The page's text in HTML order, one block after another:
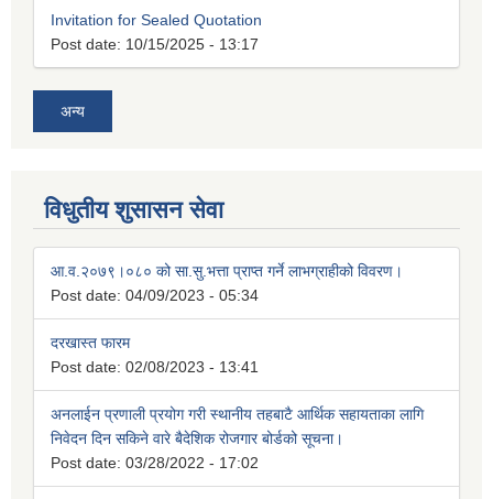
Invitation for Sealed Quotation
Post date: 10/15/2025 - 13:17
अन्य
विधुतीय शुसासन सेवा
आ.व.२०७९।०८० को सा.सु.भत्ता प्राप्त गर्ने लाभग्राहीको विवरण।
Post date: 04/09/2023 - 05:34
दरखास्त फारम
Post date: 02/08/2023 - 13:41
अनलाईन प्रणाली प्रयोग गरी स्थानीय तहबाटै आर्थिक सहायताका लागि
निवेदन दिन सकिने वारे बैदेशिक रोजगार बोर्डको सूचना।
Post date: 03/28/2022 - 17:02